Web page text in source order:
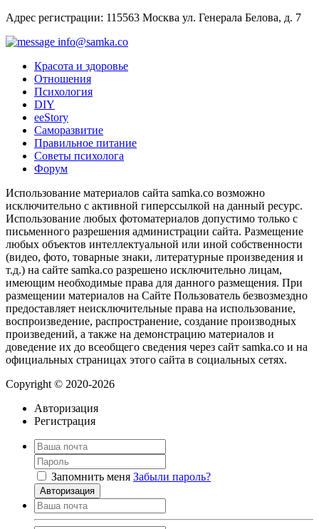
Адрес регистрации: 115563 Москва ул. Генерала Белова, д. 7
info@samka.co
Красота и здоровье
Отношения
Психология
DIY
ееStory
Саморазвитие
Правильное питание
Советы психолога
Форум
Использование материалов сайта samka.co возможно
исключительно с активной гиперссылкой на данный ресурс.
Использование любых фотоматериалов допустимо только с
письменного разрешения администрации сайта. Размещение
любых объектов интеллектуальной или иной собственности
(видео, фото, товарные знаки, литературные произведения и
т.д.) на сайте samka.co разрешено исключительно лицам,
имеющим необходимые права для данного размещения. При
размещении материалов на Сайте Пользователь безвозмездно
предоставляет неисключительные права на использование,
воспроизведение, распространение, создание производных
произведений, а также на демонстрацию материалов и
доведение их до всеобщего сведения через сайт samka.co и на
официальных страницах этого сайта в социальных сетях.
Copyright © 2020-2026
Авторизация
Регистрация
Запомнить меня Забыли пароль?
Авторизация